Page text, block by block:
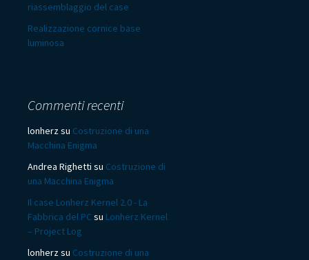
riassemblaggio del case
Realizzazione cornice base
luminosa
Commenti recenti
lonherzsu Costruzione di una
Macchina Enigma
Andrea Righetti su Costruzione di
una Macchina Enigma
Il case Lonherz Kernel 2.0 - La
Fabbrica del PCsu Lonherz Kernel
– Project Log
lonherzsu Costruzione di una